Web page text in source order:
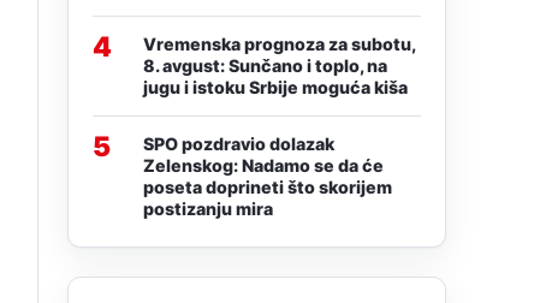
4
Vremenska prognoza za subotu,
8. avgust: Sunčano i toplo, na
jugu i istoku Srbije moguća kiša
5
SPO pozdravio dolazak
Zelenskog: Nadamo se da će
poseta doprineti što skorijem
postizanju mira